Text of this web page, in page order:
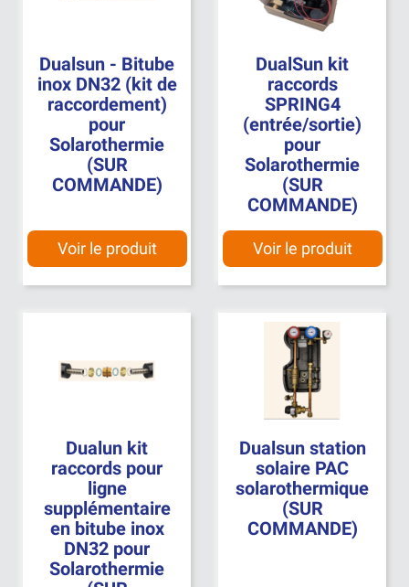
Dualsun - Bitube
inox DN32 (kit de
raccordement)
pour
Solarothermie
(SUR
COMMANDE)
Voir le produit
DualSun kit
raccords
SPRING4
(entrée/sortie)
pour
Solarothermie
(SUR
COMMANDE)
Voir le produit
Dualun kit
raccords pour
ligne
supplémentaire
en bitube inox
DN32 pour
Solarothermie
Dualsun station
solaire PAC
solarothermique
(SUR
COMMANDE)